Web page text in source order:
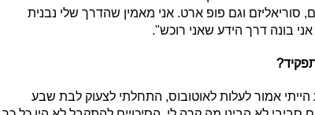
סוריאליזם וגם פופ ארט. אני מאמין שהדרך שלי נבנית
בונה דרך הידע שאני רוכש".
הייתי אמור לעלות לאוטובוס, התחלתי לצעוק לבת שבע